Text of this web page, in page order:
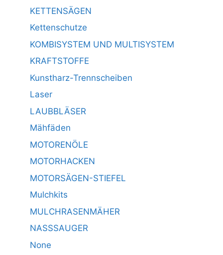
KETTENSÄGEN
Kettenschutze
KOMBISYSTEM UND MULTISYSTEM
KRAFTSTOFFE
Kunstharz-Trennscheiben
Laser
LAUBBLÄSER
Mähfäden
MOTORENÖLE
MOTORHACKEN
MOTORSÄGEN-STIEFEL
Mulchkits
MULCHRASENMÄHER
NASSSAUGER
None